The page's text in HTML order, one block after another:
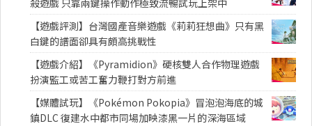
殺遊戲 只靠兩鍵操作動作極致流暢試玩上架中
【遊戲評測】台灣國產音樂遊戲《莉莉狂想曲》只有黑
白鍵的譜面卻具有頗高挑戰性
【遊戲介紹】《Pyramidion》硬核雙人合作物理遊戲
扮演監工或苦工奮力鞭打對方前進
【媒體試玩】《Pokémon Pokopia》冒泡泡海底的城
鎮DLC 復建水中都市同場加映漆黑一片的深海區域